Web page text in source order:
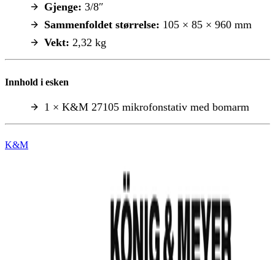
Gjenge: 3/8″
Sammenfoldet størrelse: 105 × 85 × 960 mm
Vekt: 2,32 kg
Innhold i esken
1 × K&M 27105 mikrofonstativ med bomarm
K&M